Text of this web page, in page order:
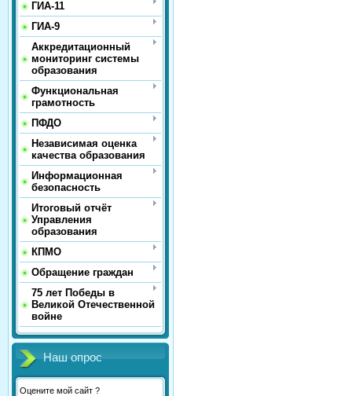
ГИА-11
ГИА-9
Аккредитационный
мониторинг системы
образования
Функциональная
грамотность
ПФДО
Независимая оценка
качества образования
Информационная
безопасность
Итоговый отчёт
Управления
образования
КПМО
Обращение граждан
75 лет Победы в
Великой Отечественной
войне
Наш опрос
Оцените мой сайт ?